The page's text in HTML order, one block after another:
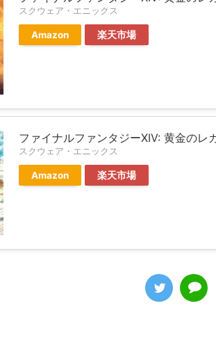
スクウェア・エニックス
Amazon 楽天市場
ファイナルファンタジーXIV: 黄金のレ
スクウェア・エニックス
Amazon 楽天市場